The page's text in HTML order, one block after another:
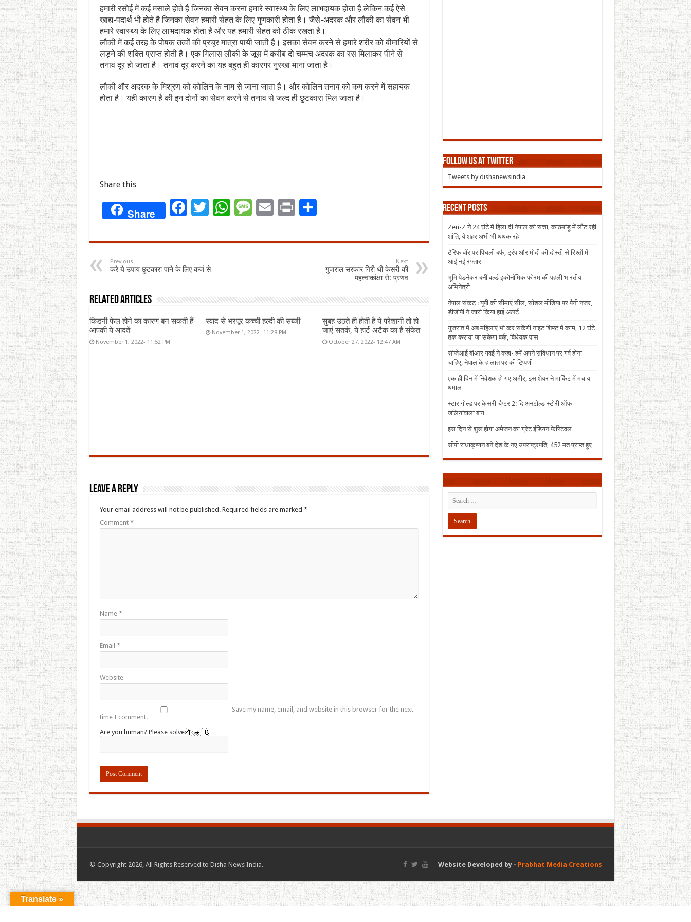
हमारी रसोई में कई मसाले होते है जिनका सेवन करना हमारे स्वास्थ्य के लिए लाभदायक होता है लेकिन कई ऐसे
खाद्य-पदार्थ भी होते है जिनका सेवन हमारी सेहत के लिए गुणकारी होता है। जैसे-अदरक और लौकी का सेवन भी
हमारे स्वास्थ्य के लिए लाभदायक होता है और यह हमारी सेहत को ठीक रखता है।
लौकी में कई तरह के पोषक तत्वों की प्रचूर मात्रा पायी जाती है। इसका सेवन करने से हमारे शरीर को बीमारियों से
लड़ने की शक्ति प्राप्त होती है। एक गिलास लौकी के जूस में करीब दो चम्मच अदरक का रस मिलाकर पीने से
तनाव दूर हो जाता है। तनाव दूर करने का यह बहुत ही कारगर नुस्खा माना जाता है।
लौकी और अदरक के मिश्रण को कोलिन के नाम से जाना जाता है। और कोलिन तनाव को कम करने में सहायक
होता है। यही कारण है की इन दोनों का सेवन करने से तनाव से जल्द ही छुटकारा मिल जाता है।
Share this
Share FacebookTwitterWhatsAppMessageEmail Print
Previous
करे ये उपाय छुटकारा पाने के लिए कर्ज से
Next
गुजराल सरकार गिरी थी केसरी की
महत्वाकांक्षा से: प्रणव
Related Articles
किडनी फेल होने का कारण बन सकती हैं
आपकी ये आदतें
November 1, 2022- 11:52 PM
स्वाद से भरपूर कच्ची हल्दी की सब्जी
November 1, 2022- 11:28 PM
सुबह उठते ही होती है ये परेशानी तो हो
जाएं सतर्क, ये हार्ट अटैक का है संकेत
October 27, 2022- 12:47 AM
Leave a Reply
Your email address will not be published. Required fields are marked *
Comment *
Name *
Email *
Website
Save my name, email, and website in this browser for the next
time I comment.
Are you human? Please solve:
Follow us at Twitter
Tweets by dishanewsindia
Recent Posts
Zen-Z ने 24 घंटे में हिला दी नेपाल की सत्ता, काठमांडू में लौट रही
शांति, ये शहर अभी भी धधक रहे
टैरिफ वॉर पर पिघली बर्फ, ट्रंप और मोदी की दोस्ती से रिश्तों में
आई नई रफ्तार
भूमि पेडनेकर बनीं वर्ल्ड इकोनॉमिक फोरम की पहली भारतीय
अभिनेत्री
नेपाल संकट : यूपी की सीमाएं सील, सोशल मीडिया पर पैनी नजर,
डीजीपी ने जारी किया हाई अलर्ट
गुजरात में अब महिलाएं भी कर सकेंगी नाइट शिफ्ट में काम, 12 घंटे
तक कराया जा सकेगा वर्क, विधेयक पास
सीजेआई बीआर गवई ने कहा- हमें अपने संविधान पर गर्व होना
चाहिए, नेपाल के हालात पर की टिप्पणी
एक ही दिन में निवेशक हो गए अमीर, इस शेयर ने मार्किट में मचाया
धमाल
स्टार गोल्ड पर केसरी चैप्टर 2: दि अनटोल्ड स्टोरी ऑफ
जलियांवाला बाग
इस दिन से शुरू होगा अमेजन का ग्रेट इंडियन फेस्टिवल
सीपी राधाकृष्णन बने देश के नए उपराष्ट्रपति, 452 मत प्राप्त हुए
Website Developed by - Prabhat Media Creations
© Copyright 2026, All Rights Reserved to Disha News India.
Translate »